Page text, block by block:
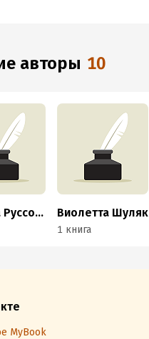
авторы 10
Эльвира Руссова Виолетта Шуляк
1 книга
MyBook